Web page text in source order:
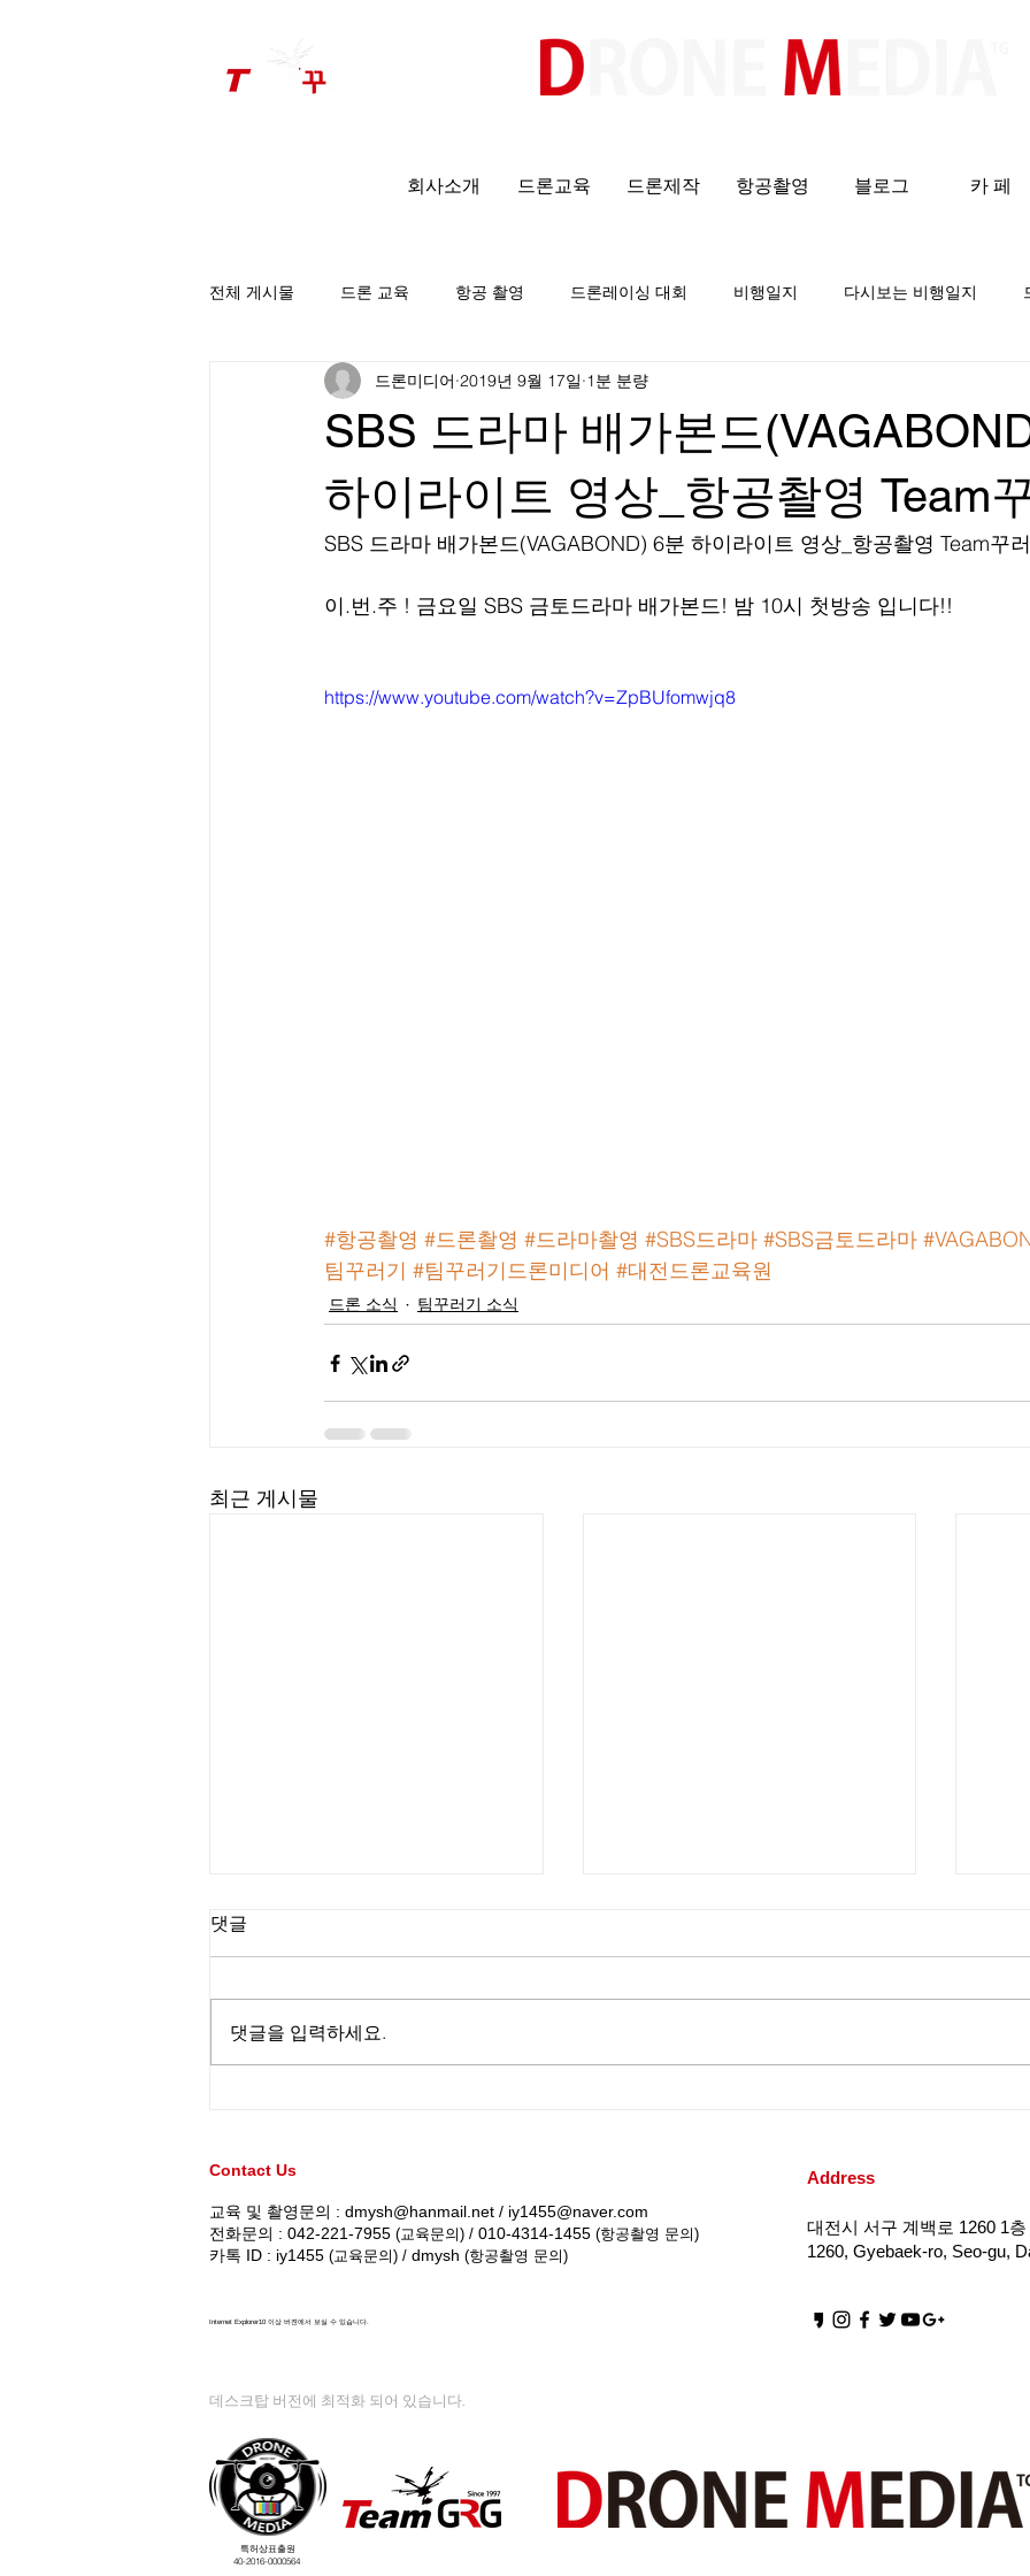
회사소개 드론교육 드론제작 항공촬영 블로그 카 페
전체 게시물 드론 교육 항공 촬영 드론레이싱 대회 비행일지 다시보는 비행일지
팀꾸러기 소식
SBS 드라마 배가본드
하이라이트 영상_항공촬영 Team
드론미디어 2019년 9월 17일 1분 분량
﻿﻿﻿SBS 드라마 배가본드(VAGABOND) 6분 하이라이트 영상_항공촬영 Team꾸
﻿이.번.주 ! 금요일 SBS 금토드라마 배가본드! 밤 10시 첫방송 입니다!!
https://www.youtube.com/watch?v=ZpBUfomwjq8
#항공촬영 #드론촬영 #드라마촬영 #SBS드라마 #SBS금토드라마
팀꾸러기 #팀꾸러기드론미디어 #대전드론교육원
드론 소식 팀꾸러기 소식
최근 게시물
댓글
댓글을 입력하세요.
Contact Us
교육 및 촬영문의 : dmysh@hanmail.net / iy1455@naver.com
전화문의 : 042-221-7955 (교육문의) / 010-4314-1455 (항공촬영 문의)
카톡 ID : iy1455 (교육문의) / dmysh (항공촬영 문의)
Address
대전시 서구 계백로 1260 1
1260, Gyebaek-ro, Seo-gu,
Internet Explorer10 이상 버젼에서 보실 수 있습니다.
데스크탑 버전에 최적화 되어 있습니다.
특허상표출원
40-2016-0000564